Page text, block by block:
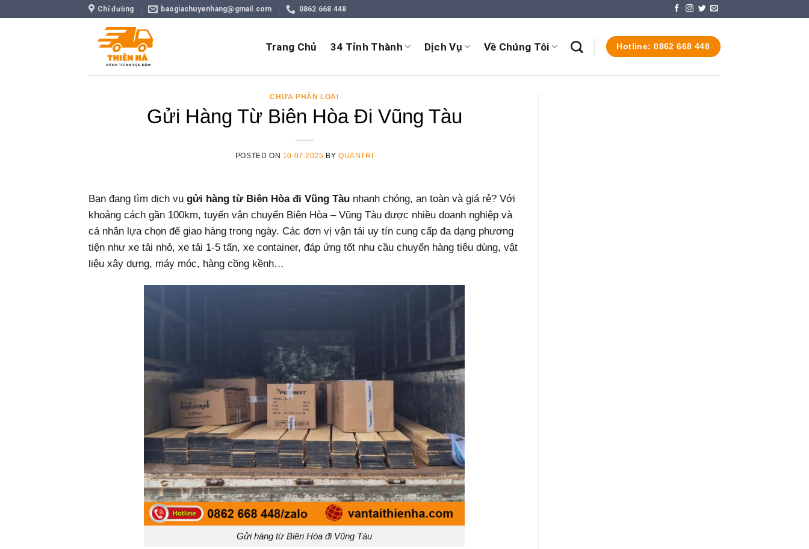
Chỉ đường baogiachuyenhang@gmail.com 0862 668 448
Trang Chủ 34 Tỉnh Thành Dịch Vụ Về Chúng Tôi Hotline: 0862 668 448
CHƯA PHÂN LOẠI
Gửi Hàng Từ Biên Hòa Đi Vũng Tàu
POSTED ON 10.07.2025 BYQUANTRI
Bạn đang tìm dịch vụ gửi hàng từ Biên Hòa đi Vũng Tàu nhanh chóng, an toàn và giá rẻ? Với
khoảng cách gần 100km, tuyến vận chuyển Biên Hòa – Vũng Tàu được nhiều doanh nghiệp và
cá nhân lựa chọn để giao hàng trong ngày. Các đơn vị vận tải uy tín cung cấp đa dạng phương
tiện như xe tải nhỏ, xe tải 1-5 tấn, xe container, đáp ứng tốt nhu cầu chuyển hàng tiêu dùng, vật
liệu xây dựng, máy móc, hàng cồng kềnh…
Gửi hàng từ Biên Hòa đi Vũng Tàu